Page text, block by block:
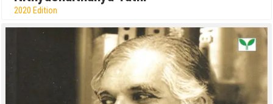
2020 Edition